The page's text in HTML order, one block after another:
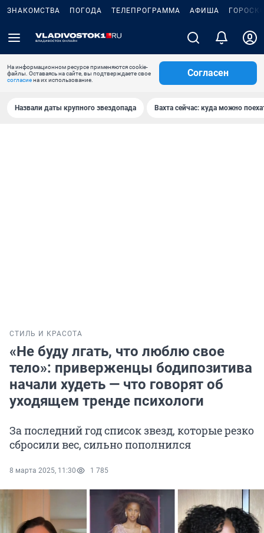
ЗНАКОМСТВА ПОГОДА ТЕЛЕПРОГРАММА АФИША
На информационном ресурсе применяются cookie-
файлы. Оставаясь на сайте, вы подтверждаете свое
согласиена их использование.
Согласен
Назвали даты крупного звездопада Вахта сейчас: куда можно
СТИЛЬ И КРАСОТА
«Не буду лгать, что люблю свое
тело»: приверженцы бодипозитива
начали худеть — что говорят об
уходящем тренде психологи
За последний год список звезд, которые резко
сбросили вес, сильно пополнился
8 марта 2025, 11:30 1 785